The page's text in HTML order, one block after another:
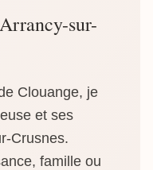
sur-
Clouange, je
et ses
Crusnes.
famille ou